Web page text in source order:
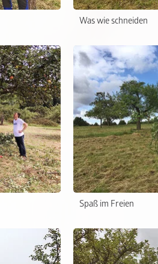
Was wie schneiden
Spaß im Freien